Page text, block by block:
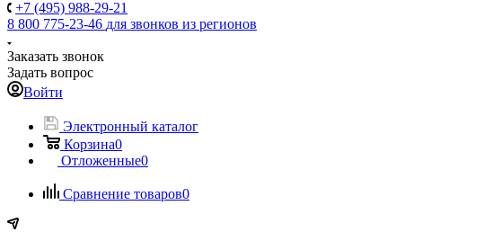
+7 (495) 988-29-21
8 800 775-23-46 для звонков из регионов
Заказать звонок
Задать вопрос
Войти
Электронный каталог
Корзина0
Отложенные0
Сравнение товаров0